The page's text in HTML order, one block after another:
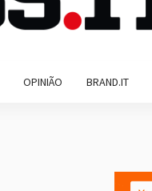
OPINIÃO BRAND.IT